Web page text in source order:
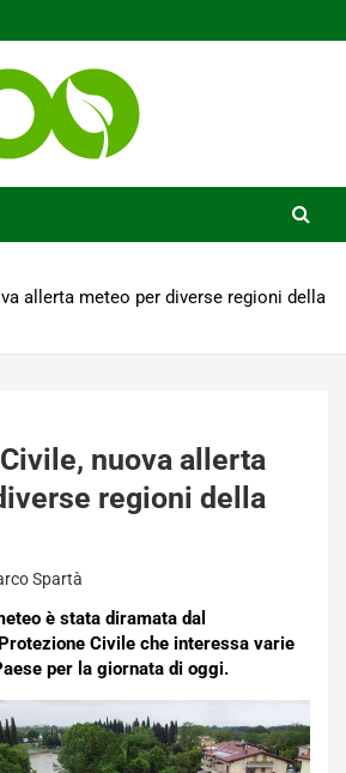
allerta meteo per diverse regioni della
nuova allerta
regioni della
Spartà
è stata diramata dal
Civile che interessa varie
per la giornata di oggi.